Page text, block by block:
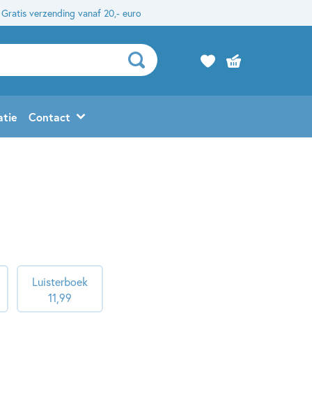
Gratis verzending vanaf 20,- euro
Contact
Luisterboek
11 99